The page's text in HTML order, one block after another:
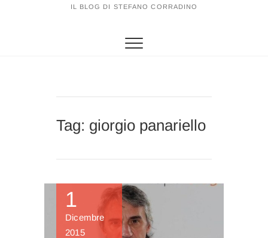
IL BLOG DI STEFANO CORRADINO
Tag: giorgio panariello
1
Dicembre
2015